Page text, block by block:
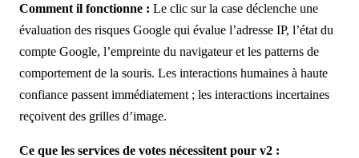
Comment il fonctionne : Le clic sur la case déclenche une
évaluation des risques Google qui évalue l’adresse IP, l’état du
compte Google, l’empreinte du navigateur et les patterns de
comportement de la souris. Les interactions humaines à haute
confiance passent immédiatement ; les interactions incertaines
reçoivent des grilles d’image.
Ce que les services de votes nécessitent pour v2 :